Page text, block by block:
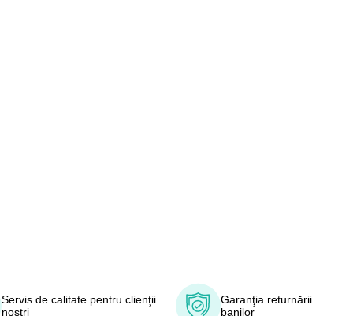
Servis de calitate pentru clienţii
noştri
Garanţia returnării
banilor